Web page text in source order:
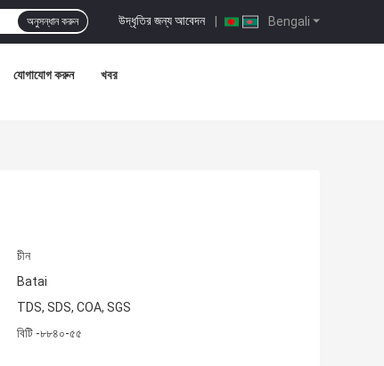
Bengali
উদ্ধৃতির জন্য আবেদন |
অনুসন্ধান করুন
যোগাযোগ করুন খবর
চীন
Batai
TDS, SDS, COA, SGS
বিটি -৮৮৪০-৫৫